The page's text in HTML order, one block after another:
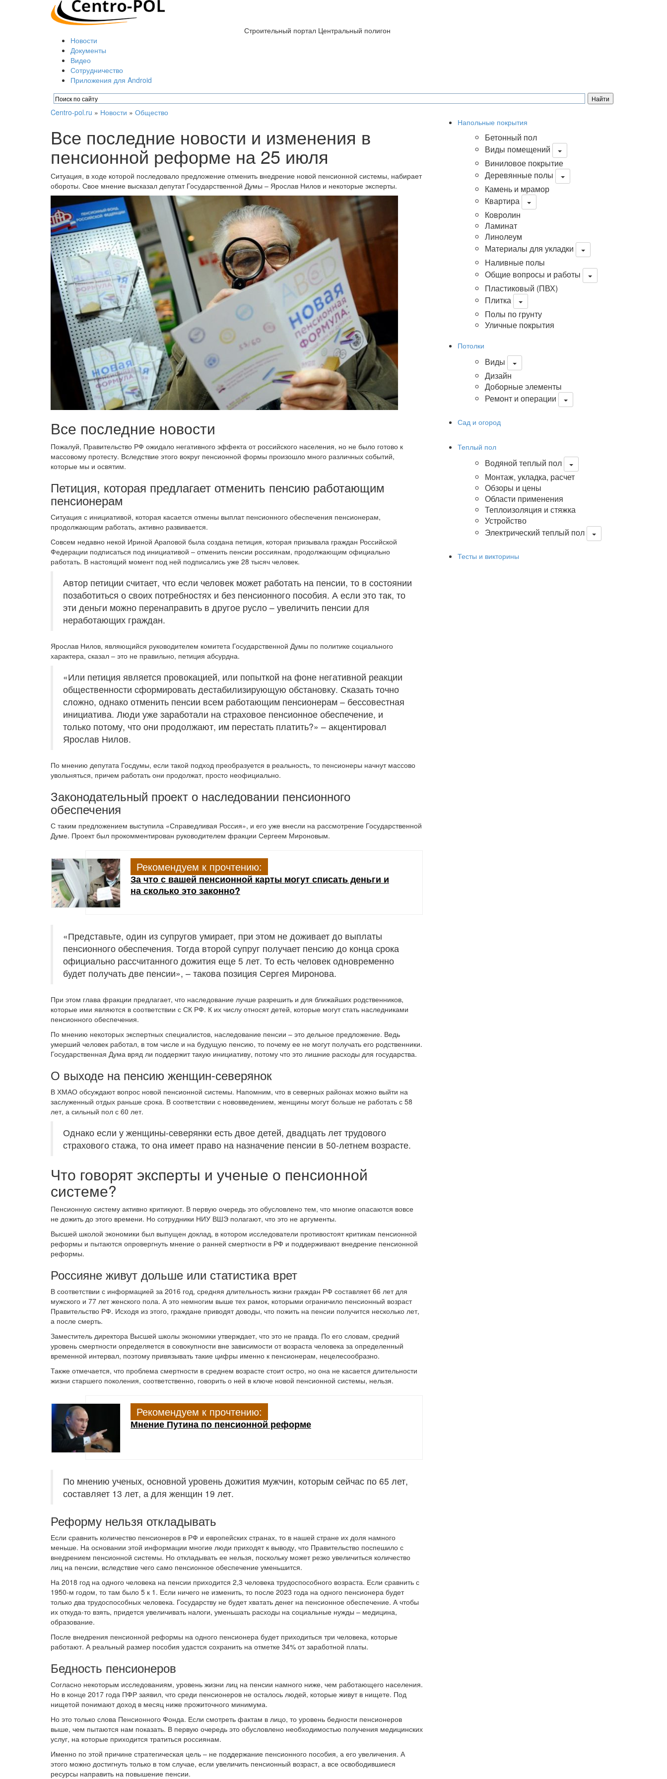
Строительный портал Центральный полигон
Новости
Документы
Видео
Сотрудничество
Приложения для Android
Centro-pol.ru » Новости » Общество
Все последние новости и изменения в
пенсионной реформе на 25 июля
Ситуация, в ходе которой последовало предложение отменить внедрение новой пенсионной системы, набирает
обороты. Свое мнение высказал депутат Государственной Думы – Ярослав Нилов и некоторые эксперты.
Все последние новости
Пожалуй, Правительство РФ ожидало негативного эффекта от российского населения, но не было готово к
массовому протесту. Вследствие этого вокруг пенсионной формы произошло много различных событий,
которые мы и освятим.
Петиция, которая предлагает отменить пенсию работающим
пенсионерам
Ситуация с инициативой, которая касается отмены выплат пенсионного обеспечения пенсионерам,
продолжающим работать, активно развивается.
Совсем недавно некой Ириной Араповой была создана петиция, которая призывала граждан Российской
Федерации подписаться под инициативой – отменить пенсии россиянам, продолжающим официально
работать. В настоящий момент под ней подписались уже 28 тысяч человек.
Автор петиции считает, что если человек может работать на пенсии, то в состоянии
позаботиться о своих потребностях и без пенсионного пособия. А если это так, то
эти деньги можно перенаправить в другое русло – увеличить пенсии для
неработающих граждан.
Ярослав Нилов, являющийся руководителем комитета Государственной Думы по политике социального
характера, сказал – это не правильно, петиция абсурдна.
«Или петиция является провокацией, или попыткой на фоне негативной реакции
общественности сформировать дестабилизирующую обстановку. Сказать точно
сложно, однако отменить пенсии всем работающим пенсионерам – бессовестная
инициатива. Люди уже заработали на страховое пенсионное обеспечение, и
только потому, что они продолжают, им перестать платить?» – акцентировал
Ярослав Нилов.
По мнению депутата Госдумы, если такой подход преобразуется в реальность, то пенсионеры начнут массово
увольняться, причем работать они продолжат, просто неофициально.
Законодательный проект о наследовании пенсионного
обеспечения
С таким предложением выступила «Справедливая Россия», и его уже внесли на рассмотрение Государственной
Думе. Проект был прокомментирован руководителем фракции Сергеем Мироновым.
Рекомендуем к прочтению:
За что с вашей пенсионной карты могут списать деньги и
на сколько это законно?
«Представьте, один из супругов умирает, при этом не доживает до выплаты
пенсионного обеспечения. Тогда второй супруг получает пенсию до конца срока
официально рассчитанного дожития еще 5 лет. То есть человек одновременно
будет получать две пенсии», – такова позиция Сергея Миронова.
При этом глава фракции предлагает, что наследование лучше разрешить и для ближайших родственников,
которые ими являются в соответствии с СК РФ. К их числу относят детей, которые могут стать наследниками
пенсионного обеспечения.
По мнению некоторых экспертных специалистов, наследование пенсии – это дельное предложение. Ведь
умерший человек работал, в том числе и на будущую пенсию, то почему ее не могут получать его родственники.
Государственная Дума вряд ли поддержит такую инициативу, потому что это лишние расходы для государства.
О выходе на пенсию женщин-северянок
В ХМАО обсуждают вопрос новой пенсионной системы. Напомним, что в северных районах можно выйти на
заслуженный отдых раньше срока. В соответствии с нововведением, женщины могут больше не работать с 58
лет, а сильный пол с 60 лет.
Однако если у женщины-северянки есть двое детей, двадцать лет трудового
страхового стажа, то она имеет право на назначение пенсии в 50-летнем возрасте.
Что говорят эксперты и ученые о пенсионной
системе?
Пенсионную систему активно критикуют. В первую очередь это обусловлено тем, что многие опасаются вовсе
не дожить до этого времени. Но сотрудники НИУ ВШЭ полагают, что это не аргументы.
Высшей школой экономики был выпущен доклад, в котором исследователи противостоят критикам пенсионной
реформы и пытаются опровергнуть мнение о ранней смертности в РФ и поддерживают внедрение пенсионной
реформы.
Россияне живут дольше или статистика врет
В соответствии с информацией за 2016 год, средняя длительность жизни граждан РФ составляет 66 лет для
мужского и 77 лет женского пола. А это немногим выше тех рамок, которыми ограничило пенсионный возраст
Правительство РФ. Исходя из этого, граждане приводят доводы, что пожить на пенсии получится несколько лет,
а после смерть.
Заместитель директора Высшей школы экономики утверждает, что это не правда. По его словам, средний
уровень смертности определяется в совокупности вне зависимости от возраста человека за определенный
временной интервал, поэтому привязывать такие цифры именно к пенсионерам, нецелесообразно.
Также отмечается, что проблема смертности в среднем возрасте стоит остро, но она не касается длительности
жизни старшего поколения, соответственно, говорить о ней в ключе новой пенсионной системы, нельзя.
Рекомендуем к прочтению:
Мнение Путина по пенсионной реформе
По мнению ученых, основной уровень дожития мужчин, которым сейчас по 65 лет,
составляет 13 лет, а для женщин 19 лет.
Реформу нельзя откладывать
Если сравнить количество пенсионеров в РФ и европейских странах, то в нашей стране их доля намного
меньше. На основании этой информации многие люди приходят к выводу, что Правительство поспешило с
внедрением пенсионной системы. Но откладывать ее нельзя, поскольку может резко увеличиться количество
лиц на пенсии, вследствие чего само пенсионное обеспечение уменьшится.
На 2018 год на одного человека на пенсии приходится 2,3 человека трудоспособного возраста. Если сравнить с
1950-м годом, то там было 5 к 1. Если ничего не изменить, то после 2023 года на одного пенсионера будет
только два трудоспособных человека. Государству не будет хватать денег на пенсионное обеспечение. А чтобы
их откуда-то взять, придется увеличивать налоги, уменьшать расходы на социальные нужды – медицина,
образование.
После внедрения пенсионной реформы на одного пенсионера будет приходиться три человека, которые
работают. А реальный размер пособия удастся сохранить на отметке 34% от заработной платы.
Бедность пенсионеров
Согласно некоторым исследованиям, уровень жизни лиц на пенсии намного ниже, чем работающего населения.
Но в конце 2017 года ПФР заявил, что среди пенсионеров не осталось людей, которые живут в нищете. Под
нищетой понимают доход в месяц ниже прожиточного минимума.
Но это только слова Пенсионного Фонда. Если смотреть фактам в лицо, то уровень бедности пенсионеров
выше, чем пытаются нам показать. В первую очередь это обусловлено необходимостью получения медицинских
услуг, на которые приходится тратиться россиянам.
Именно по этой причине стратегическая цель – не поддержание пенсионного пособия, а его увеличения. А
этого можно достигнуть только в том случае, если увеличить пенсионный возраст, а все освободившиеся
ресурсы направить на повышение пенсии.
Напольные покрытия
Бетонный пол
Виды помещений
Виниловое покрытие
Деревянные полы
Камень и мрамор
Квартира
Ковролин
Ламинат
Линолеум
Материалы для укладки
Наливные полы
Общие вопросы и работы
Пластиковый (ПВХ)
Плитка
Полы по грунту
Уличные покрытия
Потолки
Виды
Дизайн
Доборные элементы
Ремонт и операции
Сад и огород
Теплый пол
Водяной теплый пол
Монтаж, укладка, расчет
Обзоры и цены
Области применения
Теплоизоляция и стяжка
Устройство
Электрический теплый пол
Тесты и викторины